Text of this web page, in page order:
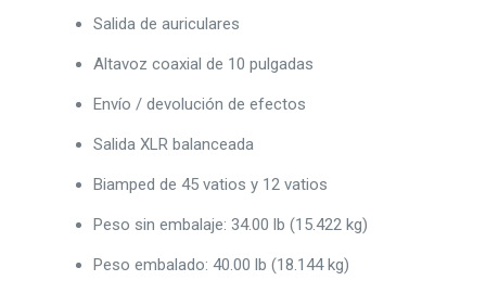
Salida de auriculares
Altavoz coaxial de 10 pulgadas
Envío / devolución de efectos
Salida XLR balanceada
Biamped de 45 vatios y 12 vatios
Peso sin embalaje: 34.00 lb (15.422 kg)
Peso embalado: 40.00 lb (18.144 kg)